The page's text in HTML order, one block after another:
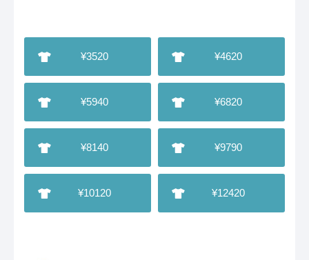
¥3520 ¥4620
¥5940 ¥6820
¥8140 ¥9790
¥10120 ¥12420